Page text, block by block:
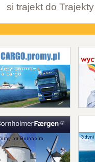
si trajekt do